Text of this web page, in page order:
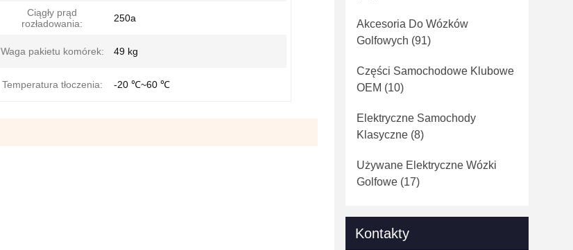
Ciągły prąd
rozładowania:
250a
Waga pakietu komórek: 49 kg
Temperatura tłoczenia: -20 ℃~60 ℃
Akcesoria Do Wózków
Golfowych (91)
Części Samochodowe Klubowe
OEM (10)
Elektryczne Samochody
Klasyczne (8)
Używane Elektryczne Wózki
Golfowe (17)
Kontakty